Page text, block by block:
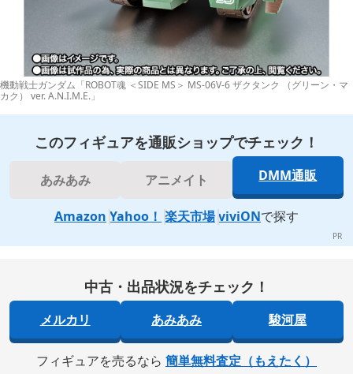
機動戦士ガンダム「ROBOT魂 ＜SIDE MS＞ MS-06V-6 ザクタンク （グリーン・マ
カク） ver. A.N.I.M.E.」
このフィギュアを通販ショップでチェック！
あみあみ アニメイト DMM通販
Amazon Yahoo！ 楽天市場 viviONで探す
中古・出品状況をチェック！
メルカリ あみあみ 駿河屋
フィギュアを売るなら 簡単無料査定（もえたく）